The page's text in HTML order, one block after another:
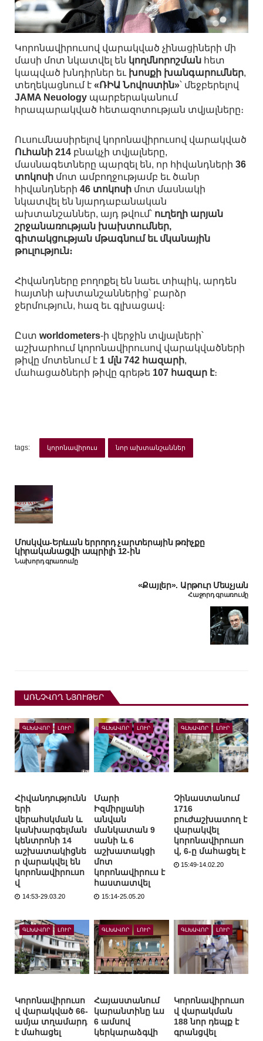
Կորոնավիրուսով վարակված չինացիների մի
մասի մոտ նկատվել են կողմնորոշման հետ
կապված խնդիրներ եւ խոսքի խանգարումներ,
տեղեկացնում է «ՌԻԱ Նովոստին»՝ մեջբերելով
JAMA Neuology պարբերականում
հրապարակված հետազոտության տվյալները։
Ուսումնասիրելով կորոնավիրուսով վարակված
Ուհանի 214 բնակչի տվյալները,
մասնագետները պարզել են, որ հիվանդների 36
տոկոսի մոտ ամբողջությամբ եւ ծանր
հիվանդների 46 տոկոսի մոտ մասնակի
նկատվել են նյարդաբանական
ախտանշաններ, այդ թվում՝ ուղեղի արյան
շրջանառության խախտումներ,
գիտակցության մթագնում եւ մկանային
թուլություն։
Հիվանդները բողոքել են նաեւ տիպիկ, արդեն
հայտնի ախտանշաններից՝ բարձր
ջերմություն, հազ եւ գլխացավ։
Ըստ worldometers-ի վերջին տվյալների՝
աշխարհում կորոնավիրուսով վարակվածների
թիվը մոտենում է 1 մլն 742 հազարի,
մահացածների թիվը գրեթե 107 հազար է։
tags: կորոնավիրուս նոր ախտանշաններ
Մոսկվա-Երևան երրորդ չարտերային թռիչքը
կիրականացվի ապրիլի 12-ին
Նախորդ գրառումը
«Քայլեր». Արթուր Մեսչյան
Հաջորդ գրառումը
ԱՌՆՉՎՈՂ ՆՅՈՒԹԵՐ
ԳԼԽԱՎՈՐ ԼՈՒՐ
Հիվանդությունն
երի
վերահսկման և
կանխարգելման
կենտրոնի 14
աշխատակիցնե
ր վարակվել են
կորոնավիրուսո
վ
14:53-29.03.20
ԳԼԽԱՎՈՐ ԼՈՒՐ
Մարի
Իզմիրլյանի
անվան
մանկատան 9
սանի և 6
աշխատակցի
մոտ
կորոնավիրուս է
հաստատվել
15:14-25.05.20
ԳԼԽԱՎՈՐ ԼՈՒՐ
Չինաստանում
1716
բուժաշխատող է
վարակվել
կորոնավիրուսո
վ, 6-ը մահացել է
15:49-14.02.20
ԳԼԽԱՎՈՐ ԼՈՒՐ
Կորոնավիրուսո
վ վարակված 66-
ամյա տղամարդ
է մահացել
ԳԼԽԱՎՈՐ ԼՈՒՐ
Հայաստանում
կարանտինը ևս
6 ամսով
կերկարաձգվի
ԳԼԽԱՎՈՐ ԼՈՒՐ
Կորոնավիրուսո
վ վարակման
188 նոր դեպք է
գրանցվել